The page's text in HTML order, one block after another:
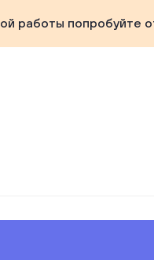
работы попробуйте